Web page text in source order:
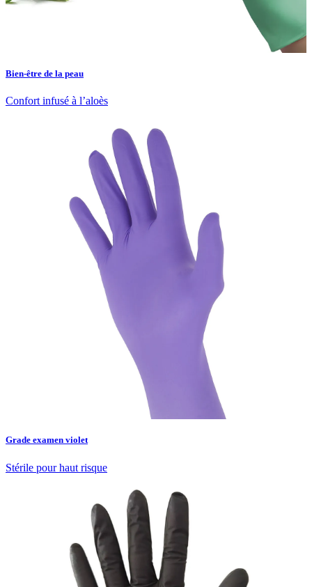
Bien-être de la peau
Confort infusé à l’aloès
Grade examen violet
Stérile pour haut risque